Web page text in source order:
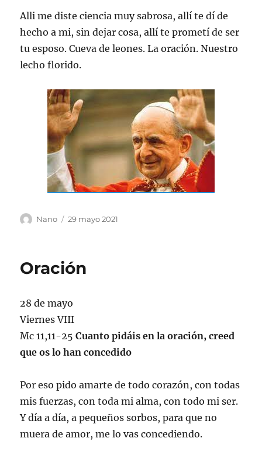
Alli me diste ciencia muy sabrosa, allí te dí de
hecho a mi, sin dejar cosa, allí te prometí de ser
tu esposo. Cueva de leones. La oración. Nuestro
lecho florido.
Autor
Nano
Publicado
29 mayo 2021
Oración
28 de mayo
Viernes VIII
Mc 11,11-25Cuanto pidáis en la oración, creed
que os lo han concedido
Por eso pido amarte de todo corazón, con todas
mis fuerzas, con toda mi alma, con todo mi ser.
Y día a día, a pequeños sorbos, para que no
muera de amor, me lo vas concediendo.